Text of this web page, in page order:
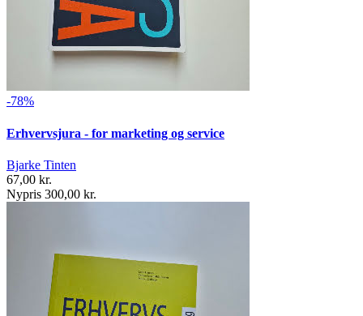
-78%
Erhvervsjura - for marketing og service
Bjarke Tinten
67,00 kr.
Nypris 300,00 kr.